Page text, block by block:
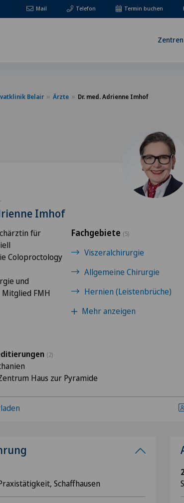
Mail Telefon Termin buchen
Zentren
Belair Ärzte Dr. med. Adrienne Imhof
Imhof
für
Coloproctology
und
FMH
Fachgebiete (5)
Viszeralchirurgie
Allgemeine Chirurgie
Hernien (Leistenbrüche)
Mehr anzeigen
(2)
Haus zur Pyramide
Schaffhausen